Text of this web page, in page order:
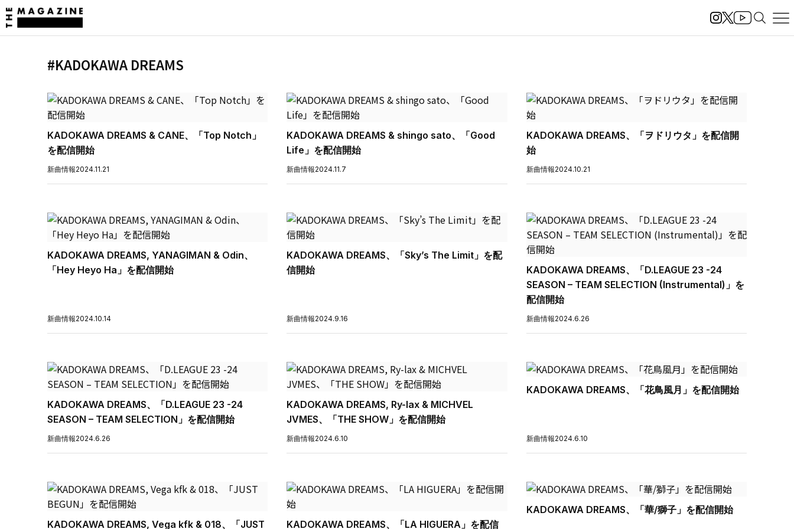
#KADOKAWA DREAMS
KADOKAWA DREAMS & CANE、「Top Notch」
を配信開始
新曲情報2024.11.21
KADOKAWA DREAMS & shingo sato、「Good
Life」を配信開始
新曲情報2024.11.7
KADOKAWA DREAMS、「ヲドリウタ」を配信開
始
新曲情報2024.10.21
KADOKAWA DREAMS, YANAGIMAN & Odin、
「Hey Heyo Ha」を配信開始
新曲情報2024.10.14
KADOKAWA DREAMS、「Sky’s The Limit」を配
信開始
新曲情報2024.9.16
KADOKAWA DREAMS、「D.LEAGUE 23 -24
SEASON – TEAM SELECTION (Instrumental)」を
配信開始
新曲情報2024.6.26
KADOKAWA DREAMS、「D.LEAGUE 23 -24
SEASON – TEAM SELECTION」を配信開始
新曲情報2024.6.26
KADOKAWA DREAMS, Ry-lax & MICHVEL
JVMES、「THE SHOW」を配信開始
新曲情報2024.6.10
KADOKAWA DREAMS、「花鳥風月」を配信開始
新曲情報2024.6.10
KADOKAWA DREAMS, Vega kfk & 018、「JUST
KADOKAWA DREAMS、「LA HIGUERA」を配信
KADOKAWA DREAMS、「華/獅子」を配信開始